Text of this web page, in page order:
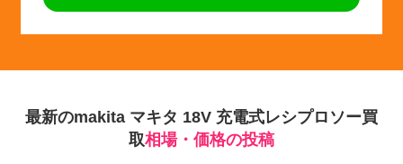
最新のmakita マキタ 18V 充電式レシプロソー買
取相場・価格の投稿